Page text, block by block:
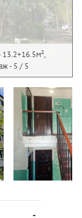
13.2+16.5м²,
- 5 / 5
-